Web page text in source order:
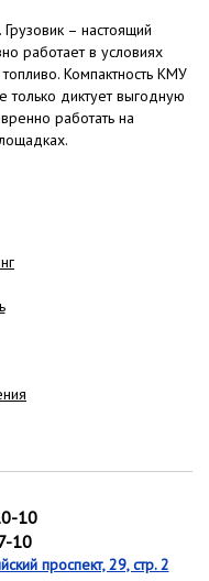
– настоящий
работает в условиях
Компактность КМУ
только диктует выгодную
работать на
10
10
проспект, 29, стр. 2